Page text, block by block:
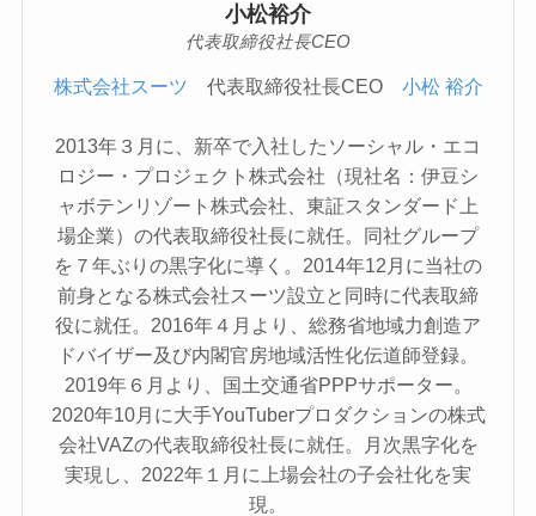
小松裕介
代表取締役社長CEO
株式会社スーツ 代表取締役社長CEO 小松 裕介
2013年３月に、新卒で入社したソーシャル・エコ
ロジー・プロジェクト株式会社（現社名：伊豆シ
ャボテンリゾート株式会社、東証スタンダード上
場企業）の代表取締役社長に就任。同社グループ
を７年ぶりの黒字化に導く。2014年12月に当社の
前身となる株式会社スーツ設立と同時に代表取締
役に就任。2016年４月より、総務省地域力創造ア
ドバイザー及び内閣官房地域活性化伝道師登録。
2019年６月より、国土交通省PPPサポーター。
2020年10月に大手YouTuberプロダクションの株式
会社VAZの代表取締役社長に就任。月次黒字化を
実現し、2022年１月に上場会社の子会社化を実
現。